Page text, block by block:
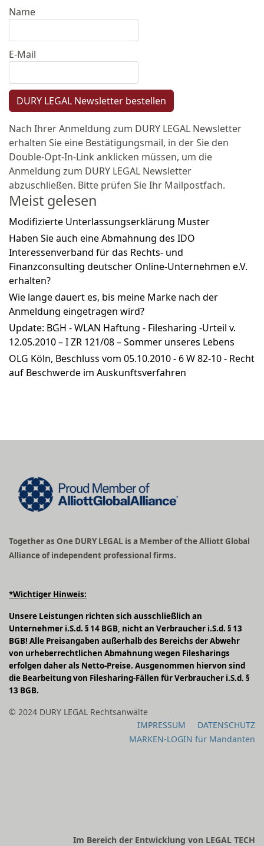
Name
E-Mail
DURY LEGAL Newsletter bestellen
Nach Ihrer Anmeldung zum DURY LEGAL Newsletter
erhalten Sie eine Bestätigungsmail, in der Sie den
Double-Opt-In-Link anklicken müssen, um die
Anmeldung zum DURY LEGAL Newsletter
abzuschließen. Bitte prüfen Sie Ihr Mailpostfach.
Meist gelesen
Modifizierte Unterlassungserklärung Muster
Haben Sie auch eine Abmahnung des IDO
Interessenverband für das Rechts- und
Finanzconsulting deutscher Online-Unternehmen e.V.
erhalten?
Wie lange dauert es, bis meine Marke nach der
Anmeldung eingetragen wird?
Update: BGH - WLAN Haftung - Filesharing -Urteil v.
12.05.2010 – I ZR 121/08 – Sommer unseres Lebens
OLG Köln, Beschluss vom 05.10.2010 - 6 W 82-10 - Recht
auf Beschwerde im Auskunftsverfahren
Together as One DURY LEGAL is a Member of the Alliott Global
Alliance of independent professional firms.
*Wichtiger Hinweis:
Unsere Leistungen richten sich ausschließlich an
Unternehmer i.S.d. § 14 BGB, nicht an Verbraucher i.S.d. § 13
BGB! Alle Preisangaben außerhalb des Bereichs der Abwehr
von urheberrechtlichen Abmahnung wegen Filesharings
erfolgen daher als Netto-Preise. Ausgenommen hiervon sind
die Bearbeitung von Filesharing-Fällen für Verbraucher i.S.d. §
13 BGB.
© 2024 DURY LEGAL Rechtsanwälte
IMPRESSUM
DATENSCHUTZ
MARKEN-LOGIN für Mandanten
Im Bereich der Entwicklung von LEGAL TECH